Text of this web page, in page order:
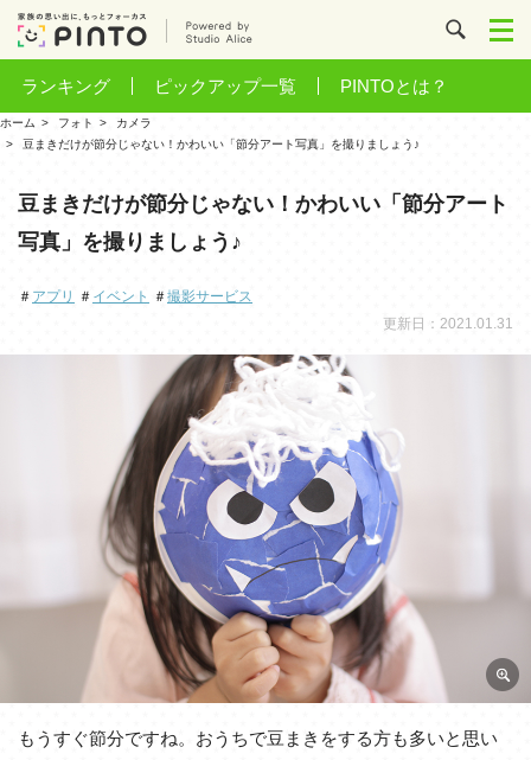
ランキング ピックアップ一覧 PINTOとは？
ホーム フォト
カメラ
豆まきだけが節分じゃない！かわいい「節分アート写真」を撮りましょう♪
豆まきだけが節分じゃない！かわいい「節分アート
写真」を撮りましょう♪
＃ アプリ ＃ イベント ＃撮影サービス
更新日：2021.01.31
もうすぐ節分ですね。おうちで豆まきをする方も多いと思い